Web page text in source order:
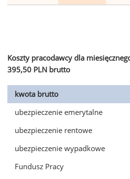
Koszty pracodawcy dla
395,50 PLN brutto
kwota brutto
ubezpieczenie emerytalne
ubezpieczenie rentowe
ubezpieczenie wypadkowe
Fundusz Pracy